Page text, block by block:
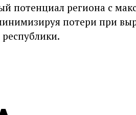
потенциал региона с
потери при